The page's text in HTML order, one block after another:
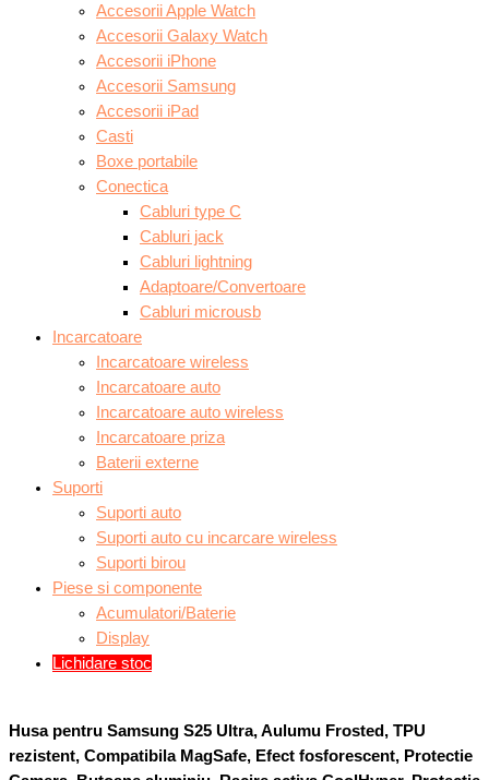
Accesorii Apple Watch
Accesorii Galaxy Watch
Accesorii iPhone
Accesorii Samsung
Accesorii iPad
Casti
Boxe portabile
Conectica
Cabluri type C
Cabluri jack
Cabluri lightning
Adaptoare/Convertoare
Cabluri microusb
Incarcatoare
Incarcatoare wireless
Incarcatoare auto
Incarcatoare auto wireless
Incarcatoare priza
Baterii externe
Suporti
Suporti auto
Suporti auto cu incarcare wireless
Suporti birou
Piese si componente
Acumulatori/Baterie
Display
Lichidare stoc
Husa pentru Samsung S25 Ultra, Aulumu Frosted, TPU
rezistent, Compatibila MagSafe, Efect fosforescent, Protectie